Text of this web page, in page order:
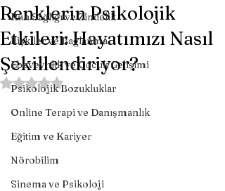
Ruh Sağlığı ve Zindelik
İlişkiler ve Bağlanma
Ebeveynlik ve Çocuk Gelişimi
Psikolojik Bozukluklar
Online Terapi ve Danışmanlık
Eğitim ve Kariyer
Nörobilim
Sinema ve Psikoloji
Renklerin Psikolojik
Etkileri: Hayatımızı Nasıl
Şekillendiriyor?
5 üzerinden NaN yıldız